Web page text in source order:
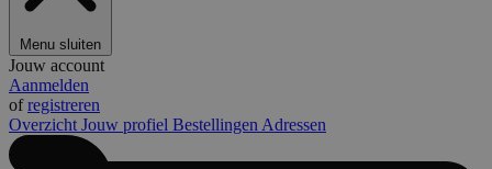
Menu sluiten
Jouw account
Aanmelden
ofregistreren
Overzicht Jouw profiel Bestellingen Adressen